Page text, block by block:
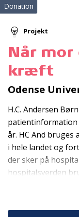
Donation
Projekt
Når
kræft
Odense
H.C. Andersen
patientinformation
år. HC And
i hele landet og
der sker på
hospitalsverden
kræftsygdom hos
mellem barn og
Tilmeld
De seneste nyheder